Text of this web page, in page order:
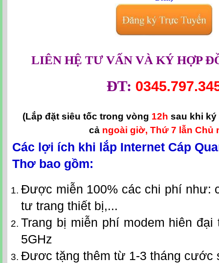
LIÊN HỆ TƯ VẤN VÀ KÝ HỢP
ĐT:
(Lắp đặt siêu tốc trong vòng 12h sau khi
cả ngoài giờ, Thứ 7 lẫn Chủ
Các lợi ích khi lắp Internet Cáp
Thơ bao gồm:
Được miễn 100% các chi phí như:
tư trang thiết bị,...
Trang bị miễn phí modem hiên
5GHz
Đươc tặng thêm từ 1-3 tháng cước